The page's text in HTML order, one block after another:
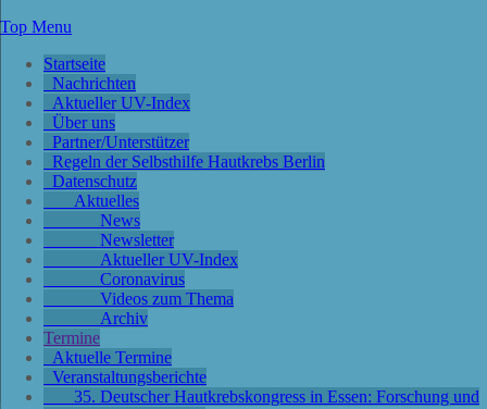
Top Menu
Startseite
Nachrichten
Aktueller UV-Index
Über uns
Partner/Unterstützer
Regeln der Selbsthilfe Hautkrebs Berlin
Datenschutz
Aktuelles
News
Newsletter
Aktueller UV-Index
Coronavirus
Videos zum Thema
Archiv
Termine
Aktuelle Termine
Veranstaltungsberichte
35. Deutscher Hautkrebskongress in Essen: Forschung und